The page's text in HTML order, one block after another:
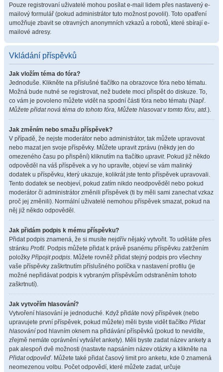
Pouze registrovaní uživatelé mohou posílat e-mail lidem přes nastavený e-
mailový formulář (pokud administrátor tuto možnost povolil). Toto opatření
umožňuje zbavit se otravných anonymních vzkazů a robotů, které sbírají e-
mailové adresy.
Vkládání příspěvků
Jak vložím téma do fóra?
Jednoduše. Klikněte na příslušné tlačítko na obrazovce fóra nebo tématu.
Možná bude nutné se registrovat, než budete moci přispět do diskuze. To,
co vám je povoleno můžete vidět na spodní části fóra nebo tématu (Např.
Můžete přidat nová téma do tohoto fóra, Můžete hlasovat v tomto fóru, atd.).
Jak změním nebo smažu příspěvek?
V případě, že nejste moderátor nebo administrátor, tak můžete upravovat
nebo mazat jen svoje příspěvky. Můžete upravit zprávu (někdy jen do
omezeného času po přispění) kliknutím na tlačítko upravit. Pokud již někdo
odpověděl na váš příspěvek a vy ho upravíte, objeví se vám malinký
dodatek u příspěvku, který ukazuje, kolikrát jste tento příspěvek upravovali.
Tento dodatek se neobjeví, pokud zatím nikdo neodpověděl nebo pokud
moderátor či administrátor změnili příspěvek (ti by měli sami zanechat vzkaz
proč jej změnili). Normální uživatelé nemohou příspěvek smazat, pokud na
něj již někdo odpověděl.
Jak přidám podpis k mému příspěvku?
Přidat podpis znamená, že si musíte nejdřív nějaký vytvořit. To uděláte přes
stránku Profil. Podpis můžete přidat k právě psanému příspěvku zatržením
položky Připojit podpis. Můžete rovněž přidat stejný podpis pro všechny
vaše příspěvky zaškrtnutím příslušného políčka v nastavení profilu (je
možné nepřidávat podpis k vybraným příspěvkům odstraněním tohoto
zaškrtnutí).
Jak vytvořím hlasování?
Vytvoření hlasování je jednoduché. Když přidáte nový příspěvek (nebo
upravujete první příspěvek, pokud můžete) měli byste vidět tlačítko Přidat
hlasování pod hlavním oknem na přidávání příspěvků (pokud to nevidíte,
zřejmě nemáte oprávnění vytvářet ankety). Měli byste zadat název ankety a
pak alespoň dvě možnosti (nastavte napsáním název otázky a klikněte na
Přidat odpověď. Můžete také přidat časový limit pro anketu, kde 0 znamená
neomezenou volbu. Počet odpovědí, které můžete zadat, určuje